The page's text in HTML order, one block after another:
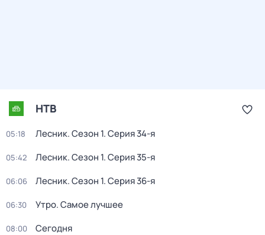
НТВ
05:18 Лесник. Сезон 1. Серия 34-я
05:42 Лесник. Сезон 1. Серия 35-я
06:06 Лесник. Сезон 1. Серия 36-я
06:30 Утро. Самое лучшее
08:00 Сегодня